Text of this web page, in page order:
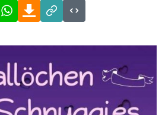
FacebookWhatsAppDownload
Link
Code